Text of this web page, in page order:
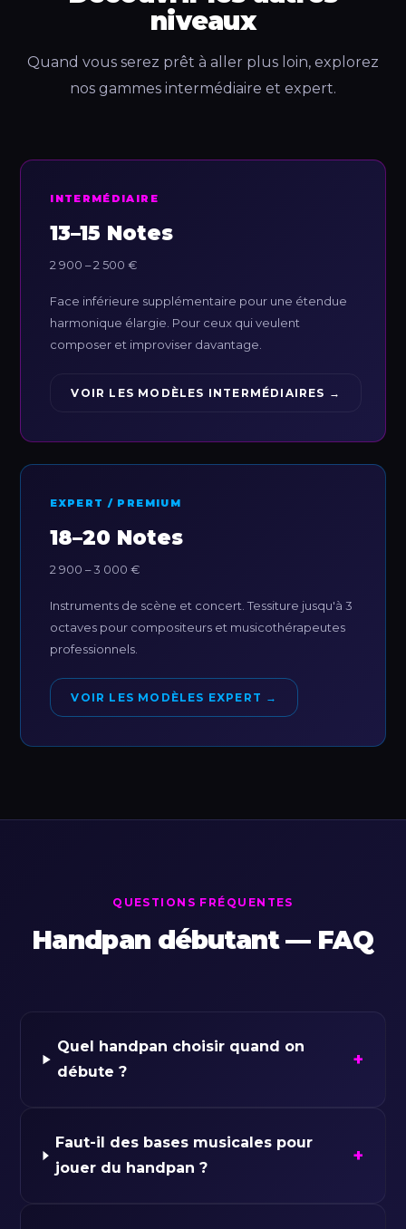
niveaux
Quand vous serez prêt à aller plus loin, explorez
nos gammes intermédiaire et expert.
INTERMÉDIAIRE
13–15 Notes
2 900 – 2 500 €
Face inférieure supplémentaire pour une étendue
harmonique élargie. Pour ceux qui veulent
composer et improviser davantage.
VOIR LES MODÈLES INTERMÉDIAIRES →
EXPERT / PREMIUM
18–20 Notes
2 900 – 3 000 €
Instruments de scène et concert. Tessiture jusqu'à 3
octaves pour compositeurs et musicothérapeutes
professionnels.
VOIR LES MODÈLES EXPERT →
QUESTIONS FRÉQUENTES
Handpan débutant — FAQ
Quel handpan choisir quand on
débute ?
+
Faut-il des bases musicales pour
jouer du handpan ?
+